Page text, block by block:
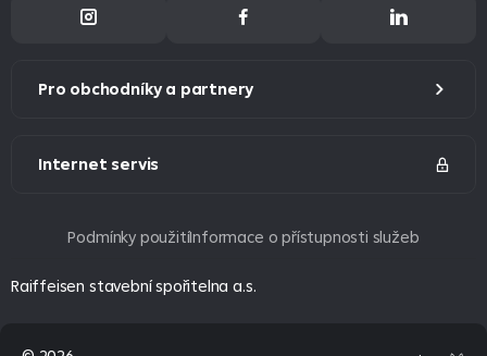
Pro obchodníky a partnery
Internet servis
Raiffeisen stavební spořitelna a.s.
Podmínky použitíInformace o přístupnosti služeb